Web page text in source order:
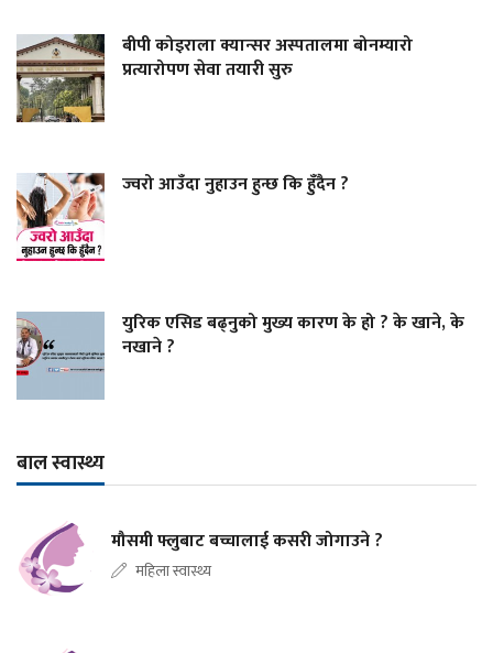
बीपी कोइराला क्यान्सर अस्पतालमा बोनम्यारो
प्रत्यारोपण सेवा तयारी सुरु
ज्वरो आउँदा नुहाउन हुन्छ कि हुँदैन ?
युरिक एसिड बढ्नुको मुख्य कारण के हो ? के खाने, के
नखाने ?
बाल स्वास्थ्य
मौसमी फ्लुबाट बच्चालाई कसरी जोगाउने ?
महिला स्वास्थ्य